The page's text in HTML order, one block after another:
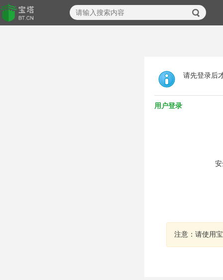
请先登录后
用户登录
注意：请使用